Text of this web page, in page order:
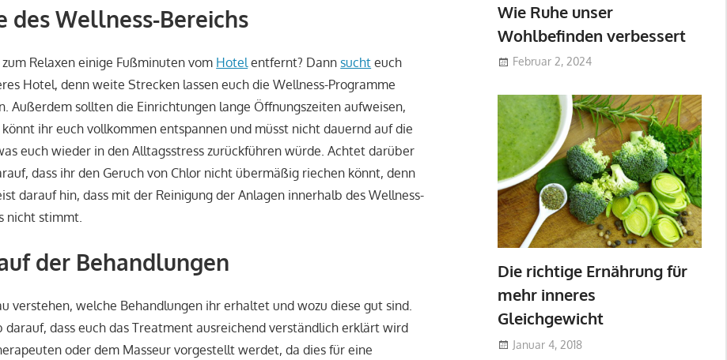
des Wellness-Bereichs
Relaxen einige Fußminuten vom Hotel entfernt? Dannsucht euch
Hotel, denn weite Strecken lassen euch die Wellness-Programme
Außerdem sollten die Einrichtungen lange Öffnungszeiten aufweisen,
ihr euch vollkommen entspannen und müsst nicht dauernd auf die
euch wieder in den Alltagsstress zurückführen würde. Achtet darüber
dass ihr den Geruch von Chlor nicht übermäßig riechen könnt, denn
darauf hin, dass mit der Reinigung der Anlagen innerhalb des Wellness-
nicht stimmt.
der Behandlungen
verstehen, welche Behandlungen ihr erhaltet und wozu diese gut sind.
darauf, dass euch das Treatment ausreichend verständlich erklärt wird
oder dem Masseur vorgestellt werdet, da dies für eine
Wie Ruhe unser
Wohlbefinden verbessert
Februar 2, 2024
Die richtige Ernährung für
mehr inneres
Gleichgewicht
Januar 4, 2018